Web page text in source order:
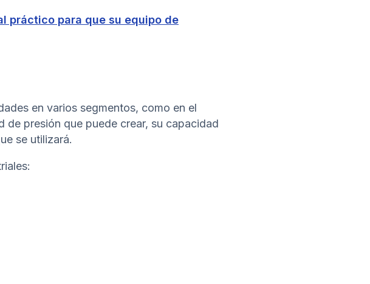
práctico para que su equipo de
en varios segmentos, como en el
de presión que puede crear, su capacidad
se utilizará.